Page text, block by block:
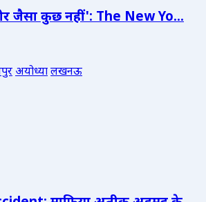
जैसा कुछ नहीं': The New Yo...
अयोध्यालखनऊ